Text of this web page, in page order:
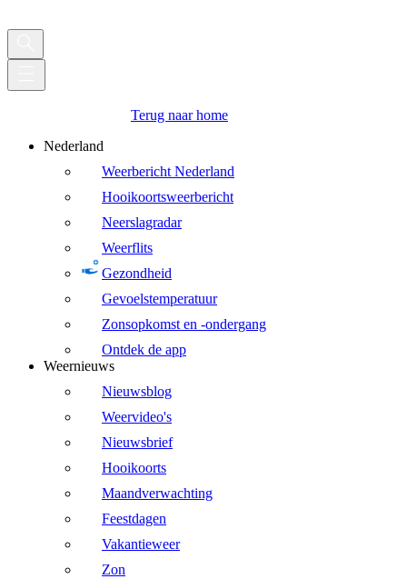
Terug naar home
Nederland
Weerbericht Nederland
Hooikoortsweerbericht
Neerslagradar
Weerflits
Gezondheid
Gevoelstemperatuur
Zonsopkomst en -ondergang
Ontdek de app
Weernieuws
Nieuwsblog
Weervideo's
Nieuwsbrief
Hooikoorts
Maandverwachting
Feestdagen
Vakantieweer
Zon